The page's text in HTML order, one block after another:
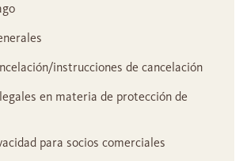
instrucciones de cancelación
en materia de protección de
para socios comerciales